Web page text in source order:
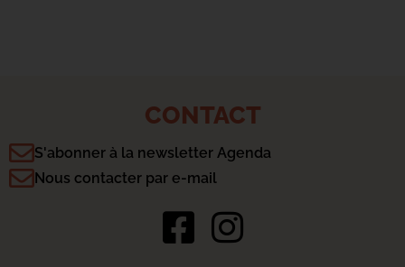
CONTACT
S'abonner à la newsletter Agenda
Nous contacter par e-mail